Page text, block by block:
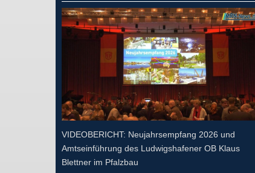
VIDEOBERICHT: Neujahrsempfang 2026 und
Amtseinführung des Ludwigshafener OB Klaus
Blettner im Pfalzbau